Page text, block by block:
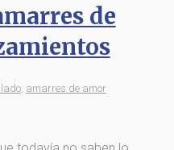
de
, amarres de amor